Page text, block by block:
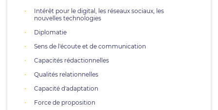
Intérêt pour le digital, les réseaux sociaux, les
nouvelles technologies
Diplomatie
Sens de l'écoute et de communication
Capacités rédactionnelles
Qualités relationnelles
Capacité d'adaptation
Force de proposition